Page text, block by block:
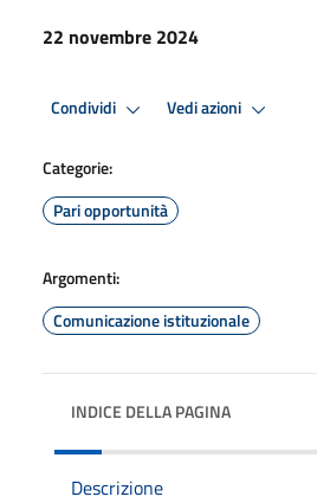
22 novembre 2024
Condividi Vedi azioni
Categorie:
Pari opportunità
Argomenti:
Comunicazione istituzionale
INDICE DELLA PAGINA
Descrizione